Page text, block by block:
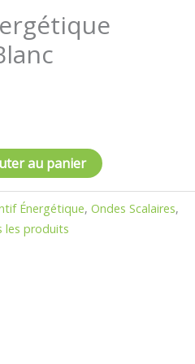
au panier
Énergétique,Ondes Scalaires,
les produits